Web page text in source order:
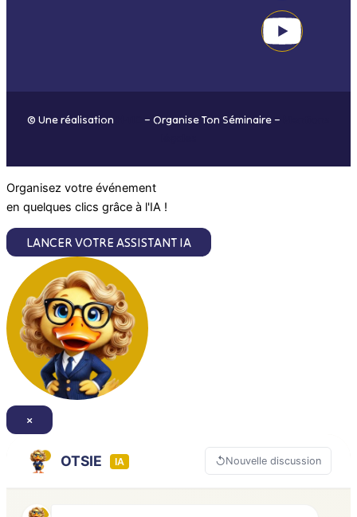
b
a
e
u
© Une réalisation – Organise Ton Séminaire –
Organisez votre événement
en quelques clics grâce à l'IA !
LANCER VOTRE ASSISTANT IA
×